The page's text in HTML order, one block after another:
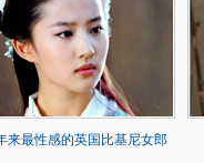
来最性感的英国比基尼女郎